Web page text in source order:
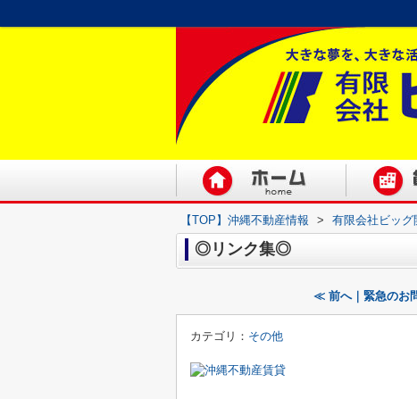
【TOP】沖縄不動産情報 > 有限会社ビッ
◎リンク集◎
≪ 前へ｜緊急のお
カテゴリ： その他